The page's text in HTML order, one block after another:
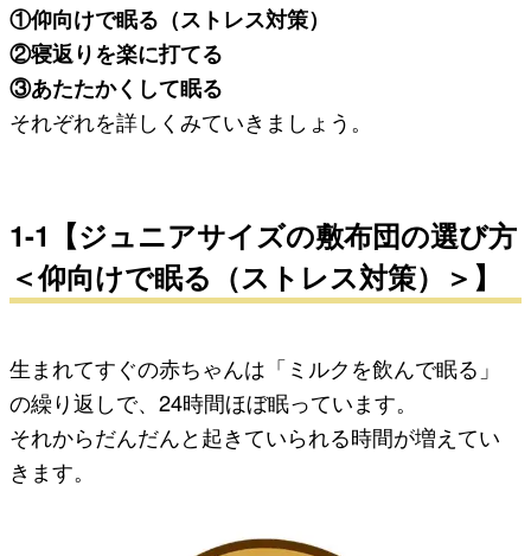
①仰向けで眠る（ストレス対策）
②寝返りを楽に打てる
③あたたかくして眠る
それぞれを詳しくみていきましょう。
1-1【ジュニアサイズの敷布団の選び方
＜仰向けで眠る（ストレス対策）＞】
生まれてすぐの赤ちゃんは「ミルクを飲んで眠る」
の繰り返しで、24時間ほぼ眠っています。
それからだんだんと起きていられる時間が増えてい
きます。